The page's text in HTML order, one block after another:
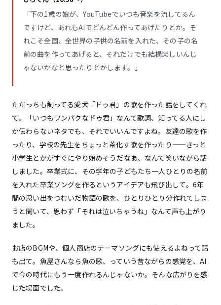
「下の1歳の娘が、YouTubeでいつも音楽を流してるん
ですけど、あれもAIでどんどん作ってあげたりとか。そ
れこそ全国、全世界の子供の名前を入れた、その子の名
前の曲を作ってあげると、それだけでも結構楽しいんじ
ゃないかなと思ったりとかします。」
ただっちも飼ってる愛犬「ドゥ君」の歌を作った話をしてくれ
て。「いつもワンパクなドゥ君」なんて歌詞、知ってる人にし
か伝わらないネタでも、それでいいんですよね。友達の歌を作
ったり、学校の先生をちょっと茶化す歌を作ったり——きっと
小学生とかがすぐにやり始めそうだなあ、なんて笑いながら話
しました。卒業式に、その学年の子どもたち一人ひとりの名前
を入れた卒業ソングを作るというアイデアも飛び出して。6年
間の思い出をつむいだ物語の歌を、ひとりひとり分作れてしま
うと聞いて、思わず「それは泣いちゃうね」なんて声も上がり
ました。
お店のBGMや、個人商店のテーマソングにも使えるよねって話
も出て。魚屋さんなら魚の歌、っていう昔ながらの感覚を、AI
で今の時代にもう一度作れるんじゃないか。そんな広がりを感
じた場面でした。